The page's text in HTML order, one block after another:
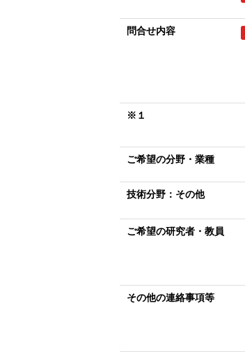
問合せ内容
※１
ご希望の分野・業種
技術分野：その他
ご希望の研究者・教員
その他の連絡事項等